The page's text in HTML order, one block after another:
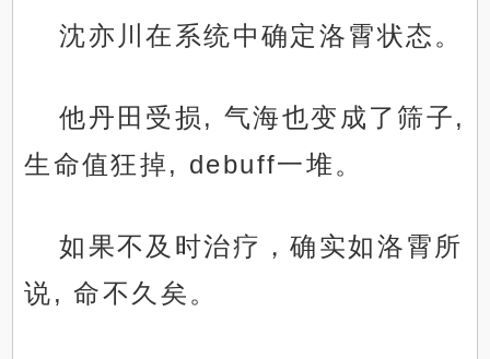
沈亦川在系统中确定洛霄状态。
他丹田受损, 气海也变成了筛子,
生命值狂掉, debuff一堆。
如果不及时治疗，确实如洛霄所
说, 命不久矣。